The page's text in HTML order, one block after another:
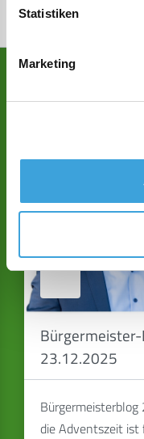
Statistiken
Marketing
Verwandte
23
23.12.2025
die Adventszeit ist